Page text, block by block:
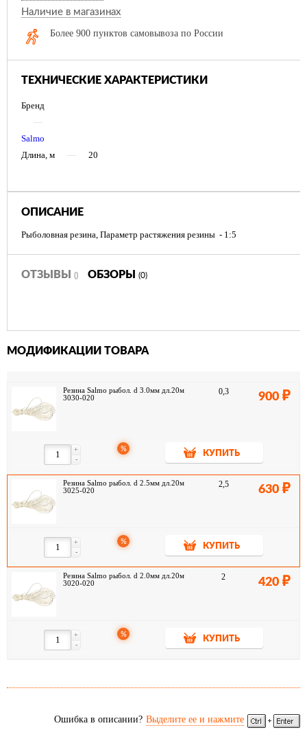
Наличие в магазинах
Более 900 пунктов самовывоза по России
ТЕХНИЧЕСКИЕ ХАРАКТЕРИСТИКИ
Бренд
—
Salmo
Длина, м
— 20
ОПИСАНИЕ
Рыболовная резина, Параметр растяжения резины - 1:5
ОТЗЫВЫ () ОБЗОРЫ (0)
МОДИФИКАЦИИ ТОВАРА
Резина Salmo рыбол. d 3.0мм дл.20м
3030-020
0,3 900
-
+ %
КУПИТЬ
Резина Salmo рыбол. d 2.5мм дл.20м
3025-020
2,5 630
-
+ %
КУПИТЬ
Резина Salmo рыбол. d 2.0мм дл.20м
3020-020
2 420
-
+ %
КУПИТЬ
Ошибка в описании? Выделите ее и нажмите